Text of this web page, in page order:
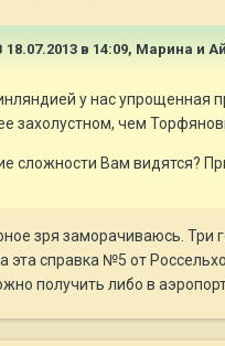
18.07.2013 в 14:09, Марина и
у нас упрощенная
захолустном, чем
сложности Вам видятся?
зря заморачиваюсь. Три
эта справка №5 от
получить либо в